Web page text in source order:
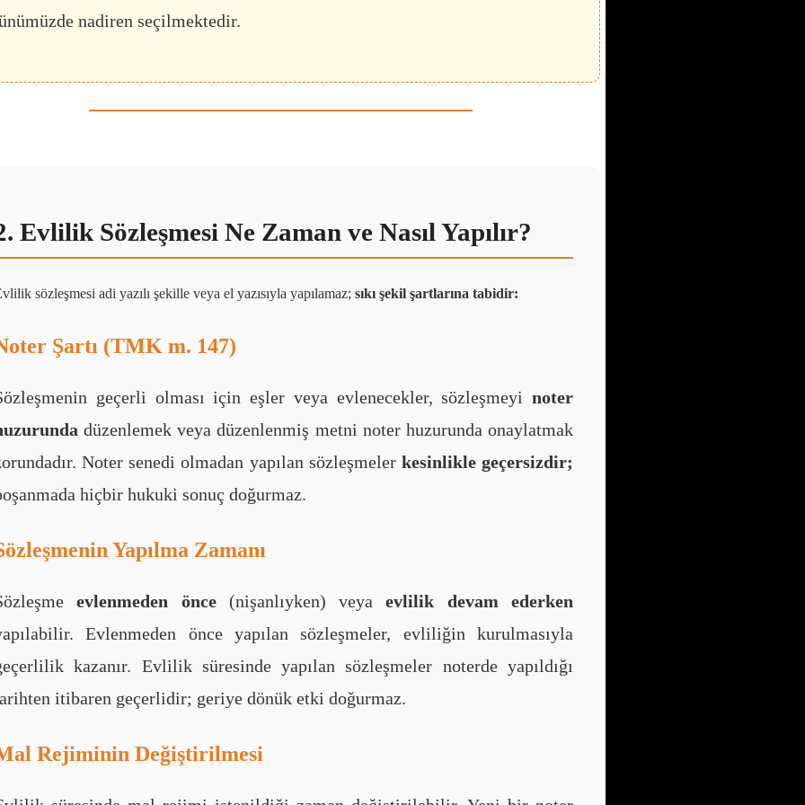
nadiren seçilmektedir.
Evlilik Sözleşmesi Ne Zaman ve Nasıl Yapılır?
sözleşmesi adi yazılı şekille veya el yazısıyla yapılamaz; sıkı şekil şartlarına tabidir:
Şartı (TMK m. 147)
geçerli olması için eşler veya evlenecekler, sözleşmeyi noter
düzenlemek veya düzenlenmiş metni noter huzurunda onaylatmak
Noter senedi olmadan yapılan sözleşmeler kesinlikle geçersizdir;
hiçbir hukuki sonuç doğurmaz.
Yapılma Zamanı
evlenmeden önce(nişanlıyken) veyaevlilik devam ederken
Evlenmeden önce yapılan sözleşmeler, evliliğin kurulmasıyla
kazanır. Evlilik süresinde yapılan sözleşmeler noterde yapıldığı
itibaren geçerlidir; geriye dönük etki doğurmaz.
Rejiminin Değiştirilmesi